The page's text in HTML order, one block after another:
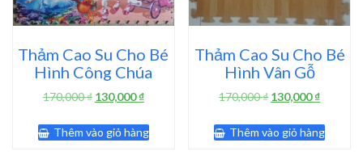
Thảm Cao Su Cho Bé
Hình Công Chúa
170,000₫ Giá
là:
170,000 ₫.
130,000₫Giá
tại
là:
Thêm vào giỏ hàng
Thảm Cao Su Cho Bé
Hình Vân Gỗ
170,000₫ Giá
là:
170,000 ₫.
130,000₫Giá
tại
là:
Thêm vào giỏ hàng